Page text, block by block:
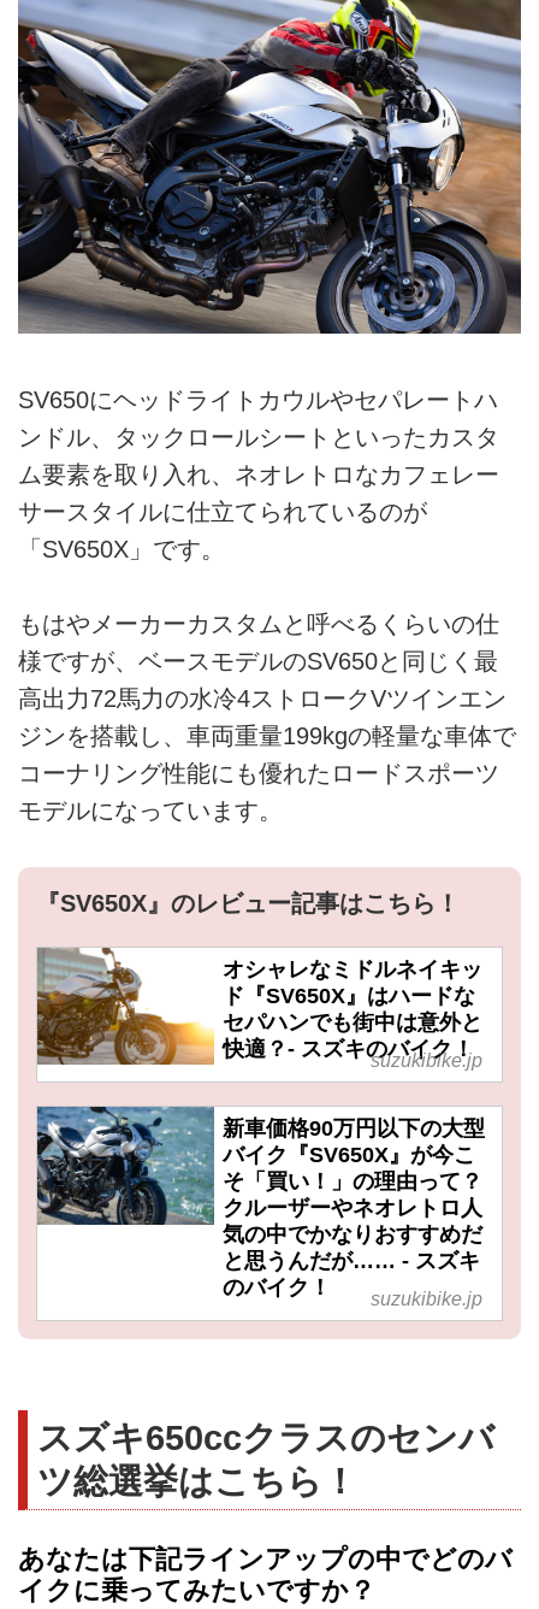
SV650にヘッドライトカウルやセパレートハ
ンドル、タックロールシートといったカスタ
ム要素を取り入れ、ネオレトロなカフェレー
サースタイルに仕立てられているのが
「SV650X」です。
もはやメーカーカスタムと呼べるくらいの仕
様ですが、ベースモデルのSV650と同じく最
高出力72馬力の水冷4ストロークVツインエン
ジンを搭載し、車両重量199kgの軽量な車体で
コーナリング性能にも優れたロードスポーツ
モデルになっています。
『SV650X』のレビュー記事はこちら！
オシャレなミドルネイキッ
ド『SV650X』はハードな
セパハンでも街中は意外と
快適？- スズキのバイク！
suzukibike.jp
新車価格90万円以下の大型
バイク『SV650X』が今こ
そ「買い！」の理由って？
クルーザーやネオレトロ人
気の中でかなりおすすめだ
と思うんだが…… - スズキ
のバイク！
suzukibike.jp
スズキ650ccクラスのセンバ
ツ総選挙はこちら！
あなたは下記ラインアップの中でどのバ
イクに乗ってみたいですか？